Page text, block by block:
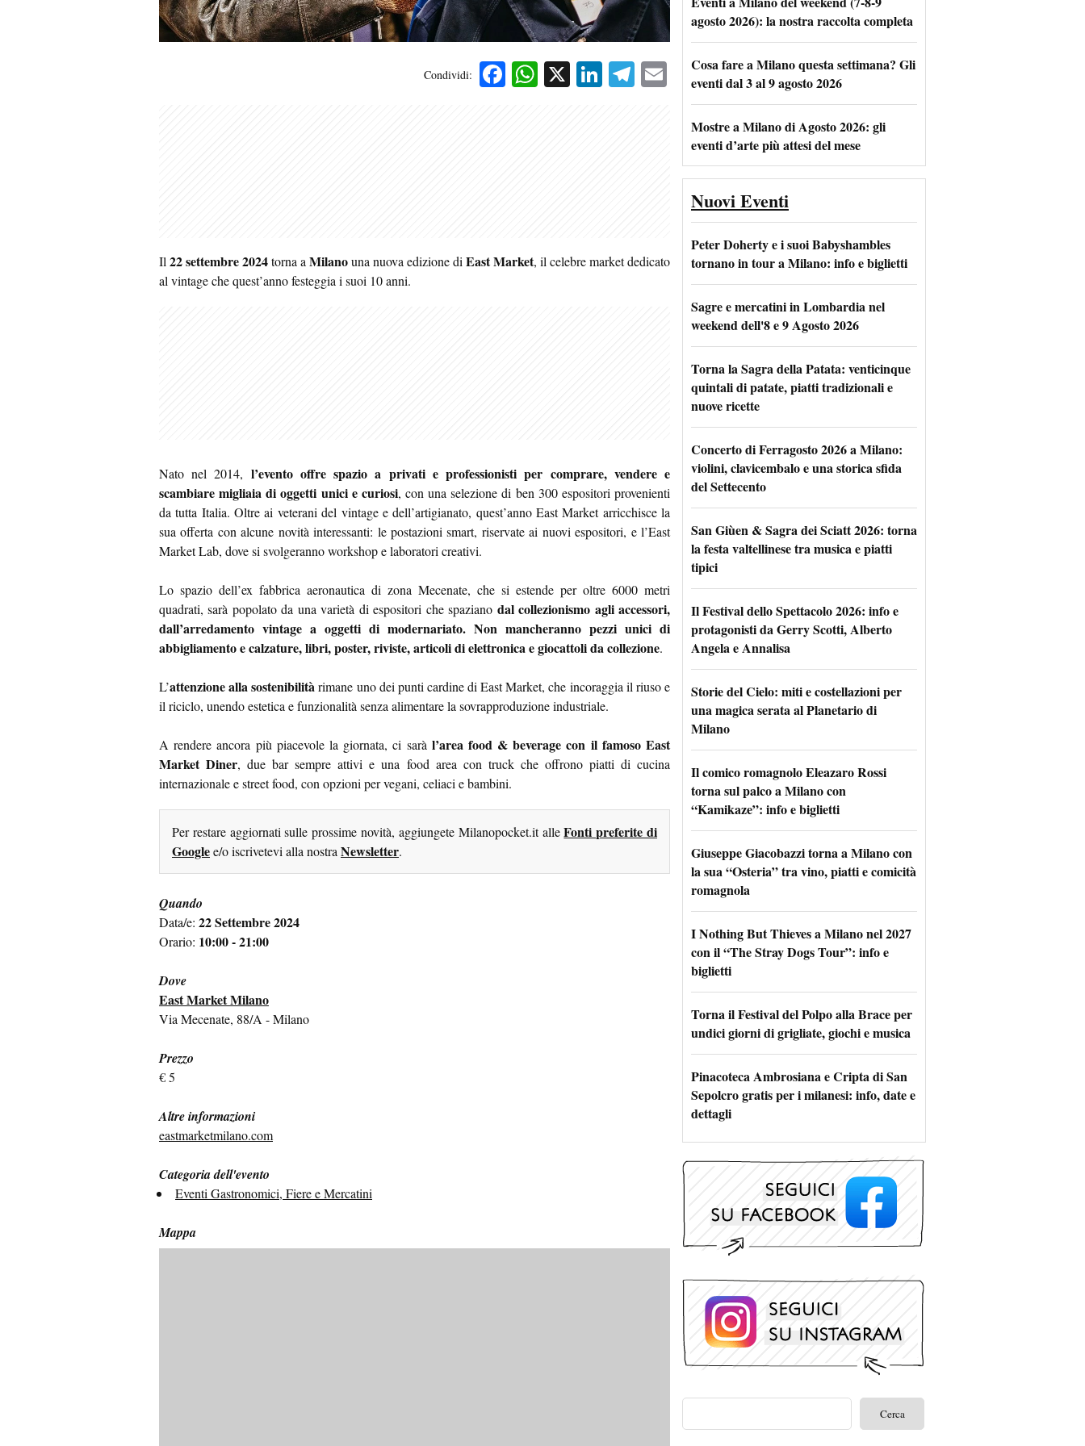
Condividi: Facebook
WhatsApp
X LinkedIn
Telegram
Email
Il22 settembre 2024torna aMilanouna nuova edizione diEast Market, il celebre market dedicato
al vintage che quest’anno festeggia i suoi 10 anni.
Nato nel 2014, l’evento offre spazio a privati e professionisti per comprare, vendere e
scambiare migliaia di oggetti unici e curiosi, con una selezione di ben 300 espositori provenienti
da tutta Italia. Oltre ai veterani del vintage e dell’artigianato, quest’anno East Market arricchisce la
sua offerta con alcune novità interessanti: le postazioni smart, riservate ai nuovi espositori, e l’East
Market Lab, dove si svolgeranno workshop e laboratori creativi.
Lo spazio dell’ex fabbrica aeronautica di zona Mecenate, che si estende per oltre 6000 metri
quadrati, sarà popolato da una varietà di espositori che spaziano dal collezionismo agli accessori,
dall’arredamento vintage a oggetti di modernariato. Non mancheranno pezzi unici di
abbigliamento e calzature, libri, poster, riviste, articoli di elettronica e giocattoli da collezione.
L’attenzione alla sostenibilitàrimane uno dei punti cardine di East Market, che incoraggia il riuso e
il riciclo, unendo estetica e funzionalità senza alimentare la sovrapproduzione industriale.
A rendere ancora più piacevole la giornata, ci sarà l’area food & beverage con il famoso East
Market Diner, due bar sempre attivi e una food area con truck che offrono piatti di cucina
internazionale e street food, con opzioni per vegani, celiaci e bambini.
Per restare aggiornati sulle prossime novità, aggiungete Milanopocket.it alleFonti preferite di
Googlee/o iscrivetevi alla nostraNewsletter.
Quando
Data/e: 22 Settembre 2024
Orario: 10:00 - 21:00
Dove
East Market Milano
Via Mecenate, 88/A - Milano
Prezzo
€ 5
Altre informazioni
eastmarketmilano.com
Categoria dell'evento
Eventi Gastronomici, Fiere e Mercatini
Mappa
agosto 2026): la nostra raccolta completa
Cosa fare a Milano questa settimana? Gli
eventi dal 3 al 9 agosto 2026
Mostre a Milano di Agosto 2026: gli
eventi d’arte più attesi del mese
Nuovi Eventi
Peter Doherty e i suoi Babyshambles
tornano in tour a Milano: info e biglietti
Sagre e mercatini in Lombardia nel
weekend dell'8 e 9 Agosto 2026
Torna la Sagra della Patata: venticinque
quintali di patate, piatti tradizionali e
nuove ricette
Concerto di Ferragosto 2026 a Milano:
violini, clavicembalo e una storica sfida
del Settecento
San Giùen & Sagra dei Sciatt 2026: torna
la festa valtellinese tra musica e piatti
tipici
Il Festival dello Spettacolo 2026: info e
protagonisti da Gerry Scotti, Alberto
Angela e Annalisa
Storie del Cielo: miti e costellazioni per
una magica serata al Planetario di
Milano
Il comico romagnolo Eleazaro Rossi
torna sul palco a Milano con
“Kamikaze”: info e biglietti
Giuseppe Giacobazzi torna a Milano con
la sua “Osteria” tra vino, piatti e comicità
romagnola
I Nothing But Thieves a Milano nel 2027
con il “The Stray Dogs Tour”: info e
biglietti
Torna il Festival del Polpo alla Brace per
undici giorni di grigliate, giochi e musica
Pinacoteca Ambrosiana e Cripta di San
Sepolcro gratis per i milanesi: info, date e
dettagli